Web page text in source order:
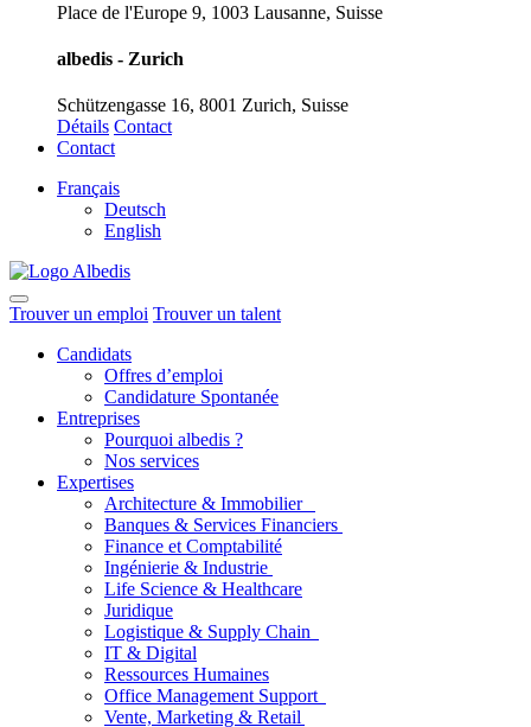
Place de l'Europe 9, 1003 Lausanne, Suisse
albedis - Zurich
Schützengasse 16, 8001 Zurich, Suisse
Détails Contact
Contact
Français
Deutsch
English
Trouver un emploi Trouver un talent
Candidats
Offres d’emploi
Candidature Spontanée
Entreprises
Pourquoi albedis ?
Nos services
Expertises
Architecture & Immobilier
Banques & Services Financiers
Finance et Comptabilité
Ingénierie & Industrie
Life Science & Healthcare
Juridique
Logistique & Supply Chain
IT & Digital
Ressources Humaines
Office Management Support
Vente, Marketing & Retail